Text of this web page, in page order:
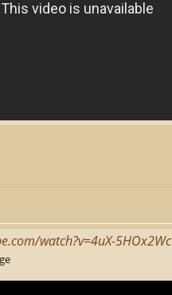
watch?v=4uX-5HOx2Wc